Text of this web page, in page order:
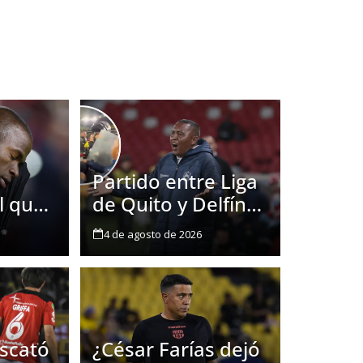
motivo por el que Enner
que
no
Partido entre Liga
de Quito y Delfín
terminó mal: a
Juan Carlos León
le echaron gas
lacrimógeno
4 de agosto de 2026
¿César Farías dejó